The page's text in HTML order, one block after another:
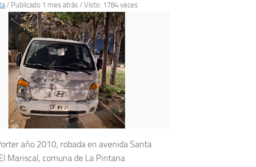
/ Publicado 1 mes atrás/ Visto: 1784 veces
año 2010, robada en avenida Santa
Mariscal, comuna de La Pintana